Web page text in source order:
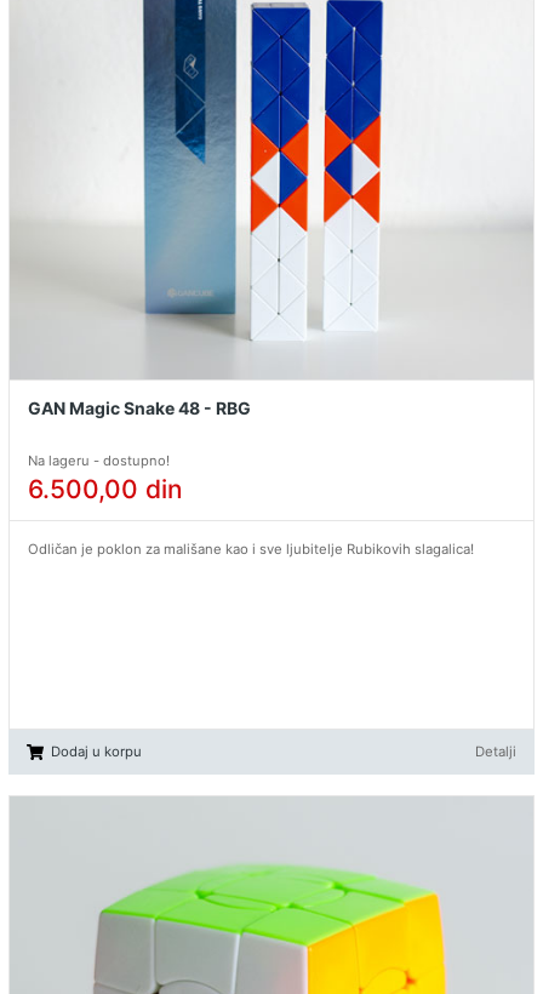
GAN Magic Snake 48 - RBG
Na lageru - dostupno!
6.500,00 din
Odličan je poklon za mališane kao i sve ljubitelje Rubikovih slagalica!
Dodaj u korpu Detalji